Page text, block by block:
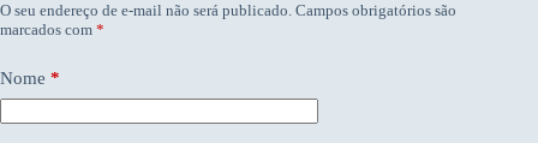
O seu endereço de e-mail não será publicado. Campos obrigatórios são
marcados com *
Nome *